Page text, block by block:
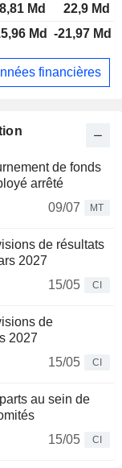
de fonds
arrêté
09/07
MT
de résultats
2027
15/05
CI
de
2027
15/05
CI
au sein de
15/05
CI
Md
22,9 Md
Md -21,97 Md
financières